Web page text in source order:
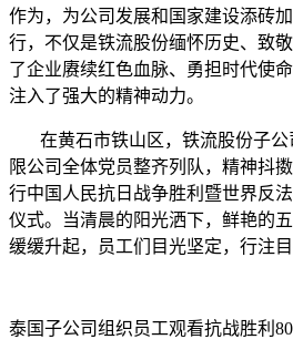
作为，为公司发展和国家建设添砖
行，不仅是铁流股份缅怀历史、致
了企业赓续红色血脉、勇担时代使
注入了强大的精神动力。
在黄石市铁山区，铁流股份子公
限公司全体党员整齐列队，精神抖
行中国人民抗日战争胜利暨世界反
仪式。当清晨的阳光洒下，鲜艳的
缓缓升起，员工们目光坚定，行注
泰国子公司组织员工观看抗战胜利80